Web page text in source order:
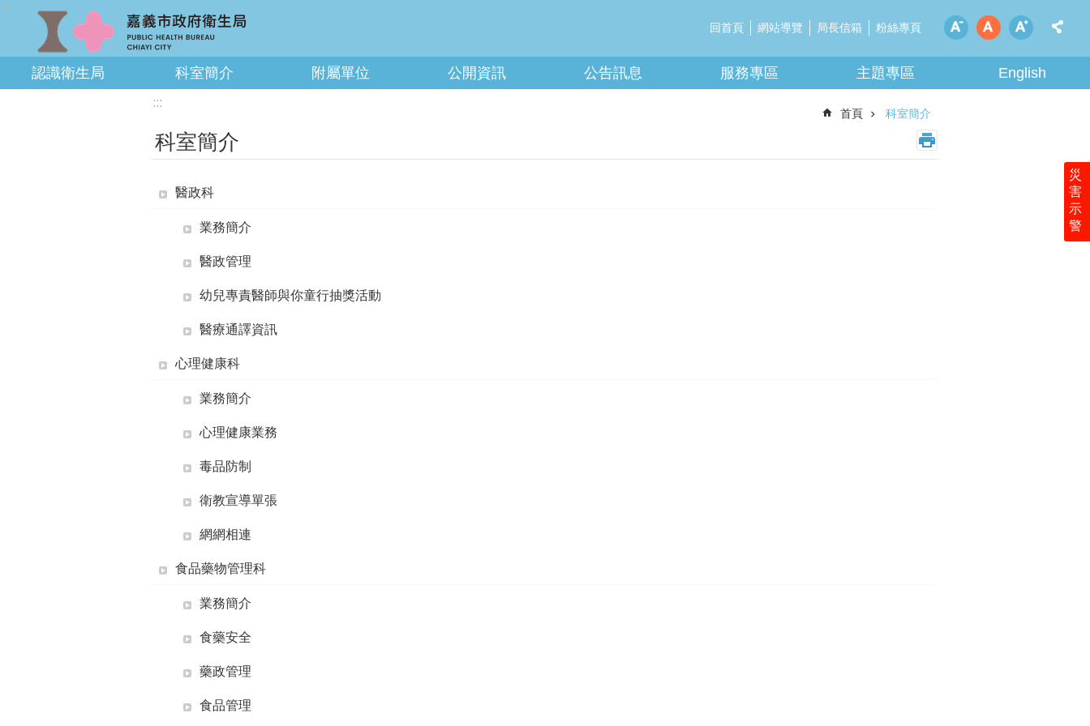
跳到主要內容區塊
:::
回首頁 網站導覽 局長信箱 粉絲專頁
災
害
示
警
認識衛生局 科室簡介 附屬單位 公開資訊 公告訊息 服務專區 主題專區 English
:::
首頁 科室簡介
科室簡介
醫政科
業務簡介
醫政管理
幼兒專責醫師與你童行抽獎活動
醫療通譯資訊
心理健康科
業務簡介
心理健康業務
毒品防制
衛教宣導單張
網網相連
食品藥物管理科
業務簡介
食藥安全
藥政管理
食品管理